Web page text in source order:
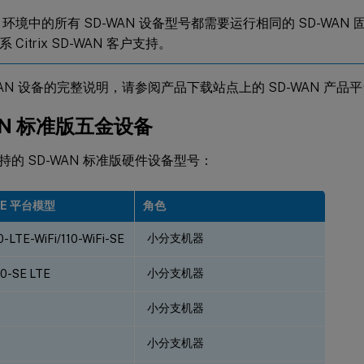
境中的所有 SD-WAN 设备型号都需要运行相同的 SD-WAN
Citrix SD-WAN 客户支持。
设备的完整说明，请参阅产品下载站点上的 SD-WAN 产品
标准版五金设备
的 SD-WAN 标准版硬件设备型号：
平台模型 角色
LTE-WiFi/110-WiFi-SE 小分支机器
SE LTE 小分支机器
小分支机器
小分支机器